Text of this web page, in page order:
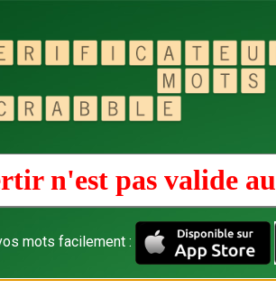
n'est pas valide au
mots facilement :